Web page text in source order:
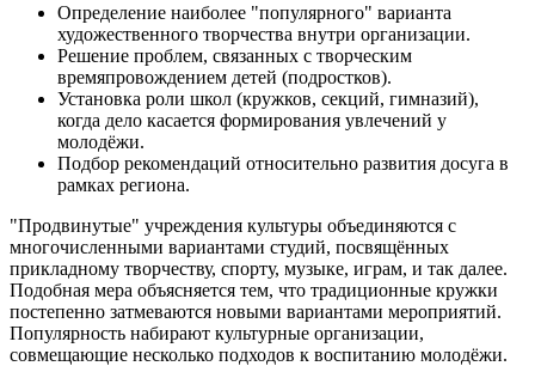
Определение наиболее "популярного" варианта
художественного творчества внутри организации.
Решение проблем, связанных с творческим
времяпровождением детей (подростков).
Установка роли школ (кружков, секций, гимназий),
когда дело касается формирования увлечений у
молодёжи.
Подбор рекомендаций относительно развития досуга в
рамках региона.
"Продвинутые" учреждения культуры объединяются с
многочисленными вариантами студий, посвящённых
прикладному творчеству, спорту, музыке, играм, и так далее.
Подобная мера объясняется тем, что традиционные кружки
постепенно затмеваются новыми вариантами мероприятий.
Популярность набирают культурные организации,
совмещающие несколько подходов к воспитанию молодёжи.